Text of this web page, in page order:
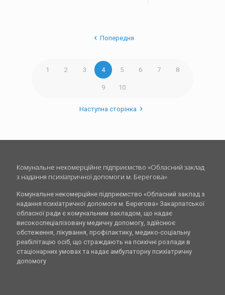
Попередня
1 2 3 4 5 6 7 8
9 10
Наступна сторінка
Комунальне некомерційне підприємство «Обласний заклад
з надання психіатричної допомоги м. Берегова»
Комунальне некомерційне підприємство «Обласний заклад з
надання психіатричної допомоги м. Берегова» Закарпатської
обласної ради є комунальним закладом, що надає
високоспеціалізовану медичну допомогу, здійснює
обстеження, лікування, профілактику, медико-соціальну
реабілітацію осіб, що страждають на психічні розлади в
стаціонарних умовах та надає амбулаторну психіатричну
допомогу